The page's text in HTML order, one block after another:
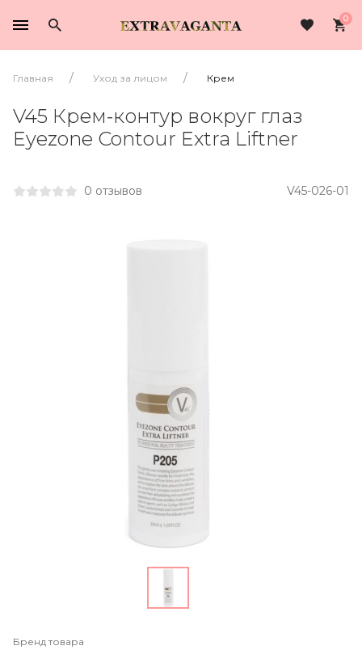
0
Главная Уход за лицом Крем
V45 Крем-контур вокруг глаз
Eyezone Contour Extra Liftner
0 отзывов V45-026-01
Бренд товара